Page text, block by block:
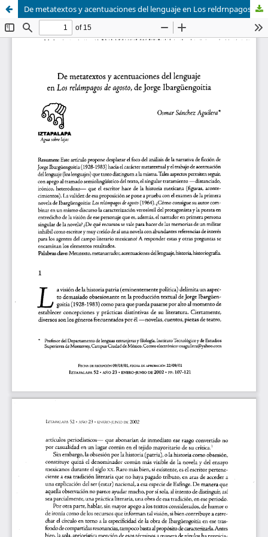
De metatextos y acentuaciones del lenguaje en Los reldrnpagos de agosto, de Jorge Ibargüengoitia